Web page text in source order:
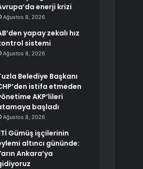
enerji krizi
Ağustos 8, 2026
yapay zekalı hız
sistemi
Ağustos 8, 2026
Belediye Başkanı
istifa etmeden
AKP’lileri
başladı
Ağustos 8, 2026
Gümüş işçilerinin
altıncı gününde:
Ankara’ya